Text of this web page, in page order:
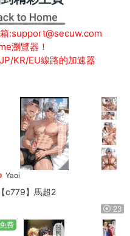
:support@secuw.com
瀏覽器！
KR/EU線路的加速器
Yaoi
【c779】馬超2
23
免费